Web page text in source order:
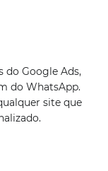
do Google Ads,
do WhatsApp.
site que